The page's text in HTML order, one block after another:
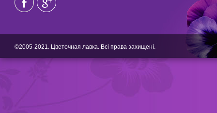
©2005-2021. Цветочная лавка. Всі права захищені.